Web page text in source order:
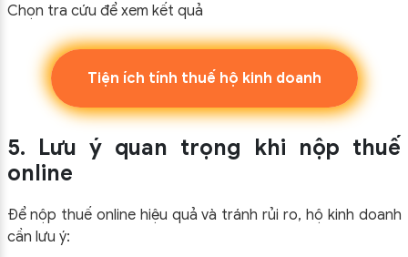
Chọn tra cứu để xem kết quả
Tiện ích tính thuế hộ kinh doanh
5. Lưu ý quan trọng khi nộp thuế
online
Để nộp thuế online hiệu quả và tránh rủi ro, hộ kinh doanh
cần lưu ý: